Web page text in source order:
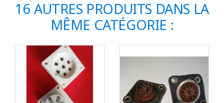
16 AUTRES PRODUITS DANS LA
MÊME CATÉGORIE :